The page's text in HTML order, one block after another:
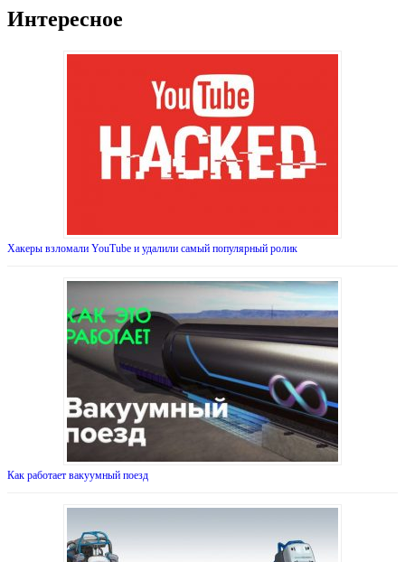
Интересное
Хакеры взломали YouTube и удалили самый популярный ролик
Как работает вакуумный поезд